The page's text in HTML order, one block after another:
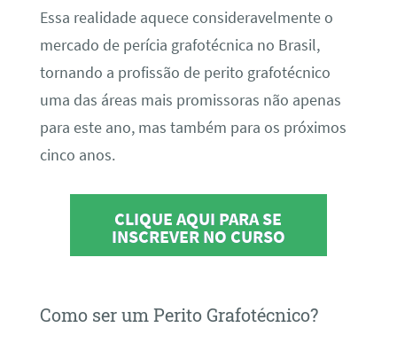
Essa realidade aquece consideravelmente o
mercado de perícia grafotécnica no Brasil,
tornando a profissão de perito grafotécnico
uma das áreas mais promissoras não apenas
para este ano, mas também para os próximos
cinco anos.
CLIQUE AQUI PARA SE
INSCREVER NO CURSO
Como ser um Perito Grafotécnico?